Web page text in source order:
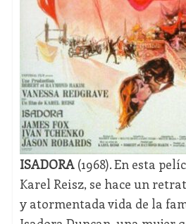
ISADORA(1968). En esta
Karel Reisz, se hace un
y atormentada vida de la